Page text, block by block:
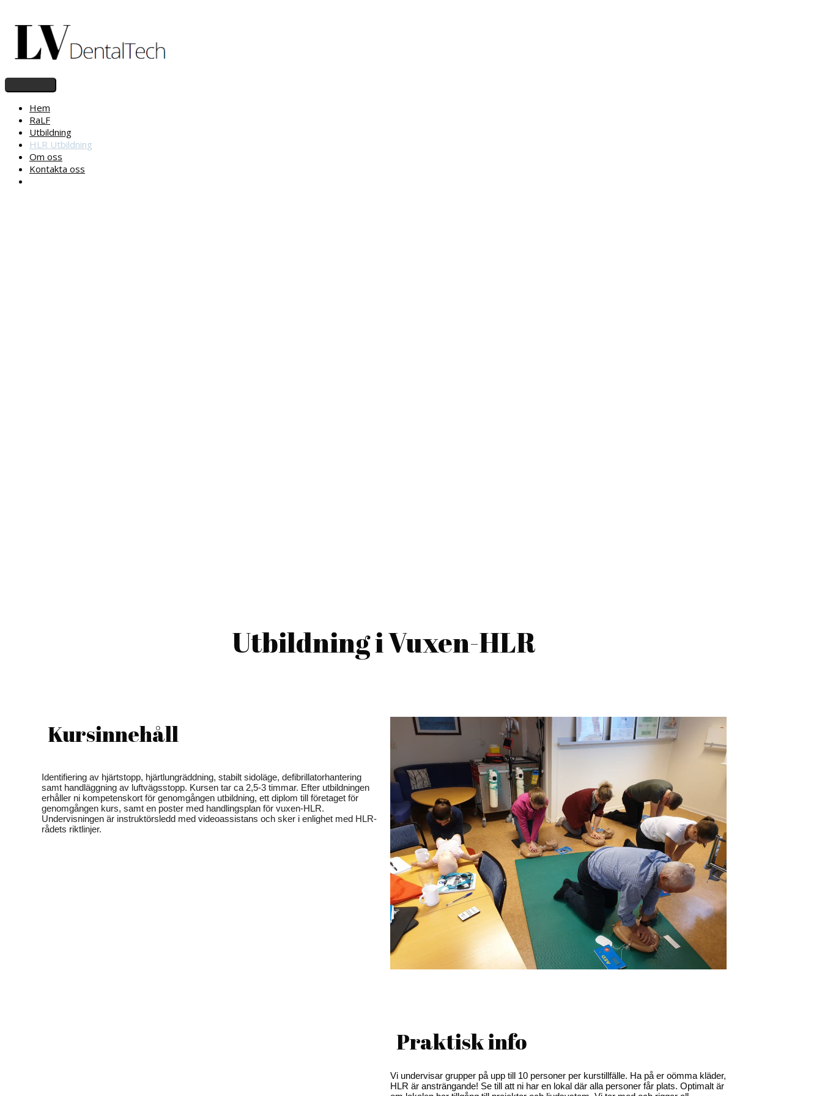
Hem
RaLF
Utbildning
HLR Utbildning
Om oss
Kontakta oss
Utbildning i Vuxen-HLR
Kursinnehåll
Identifiering av hjärtstopp, hjärtlungräddning, stabilt sidoläge, defibrillatorhantering
samt handläggning av luftvägsstopp. Kursen tar ca 2,5-3 timmar. Efter utbildningen
erhåller ni kompetenskort för genomgången utbildning, ett diplom till företaget för
genomgången kurs, samt en poster med handlingsplan för vuxen-HLR.
Undervisningen är instruktörsledd med videoassistans och sker i enlighet med HLR-
rådets riktlinjer.
Praktisk info
Vi undervisar grupper på upp till 10 personer per kurstillfälle. Ha på er oömma kläder,
HLR är ansträngande! Se till att ni har en lokal där alla personer får plats. Optimalt är